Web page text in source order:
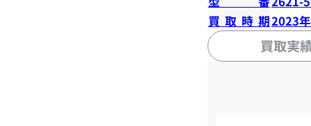
買取時期2023
買取実